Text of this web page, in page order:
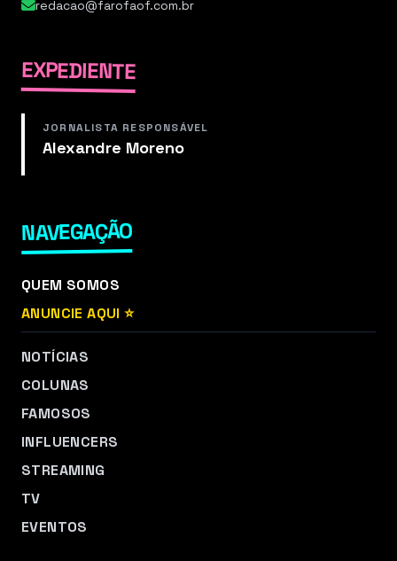
redacao@farofaof.com.br
EXPEDIENTE
JORNALISTA RESPONSÁVEL
Alexandre Moreno
NAVEGAÇÃO
QUEM SOMOS
ANUNCIE AQUI ⭐
NOTÍCIAS
COLUNAS
FAMOSOS
INFLUENCERS
STREAMING
TV
EVENTOS